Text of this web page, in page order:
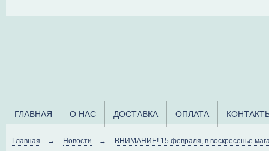
ГЛАВНАЯ О НАС ДОСТАВКА ОПЛАТА
Главная → Новости → ВНИМАНИЕ! 15 февраля, в воскресенье